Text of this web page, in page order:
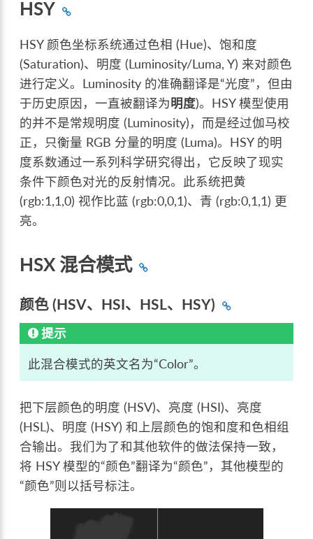
HSY
HSY 颜色坐标系统通过色相 (Hue)、饱和度
(Saturation)、明度 (Luminosity/Luma, Y) 来对颜色
进行定义。Luminosity 的准确翻译是“光度”，但由
于历史原因，一直被翻译为明度)。HSY 模型使用
的并不是常规明度 (Luminosity)，而是经过伽马校
正，只衡量 RGB 分量的明度 (Luma)。HSY 的明
度系数通过一系列科学研究得出，它反映了现实
条件下颜色对光的反射情况。此系统把黄
(rgb:1,1,0) 视作比蓝 (rgb:0,0,1)、青 (rgb:0,1,1) 更
亮。
HSX 混合模式
颜色 (HSV、HSI、HSL、HSY)
提示
此混合模式的英文名为“Color”。
把下层颜色的明度 (HSV)、亮度 (HSI)、亮度
(HSL)、明度 (HSY) 和上层颜色的饱和度和色相组
合输出。我们为了和其他软件的做法保持一致，
将 HSY 模型的“颜色”翻译为“颜色”，其他模型的
“颜色”则以括号标注。